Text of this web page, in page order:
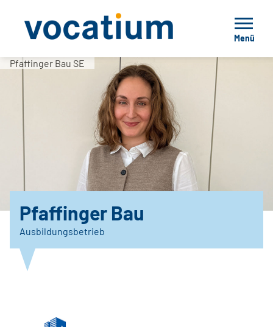
Menü
Pfaffinger Bau SE
Pfaffinger Bau
Ausbildungsbetrieb